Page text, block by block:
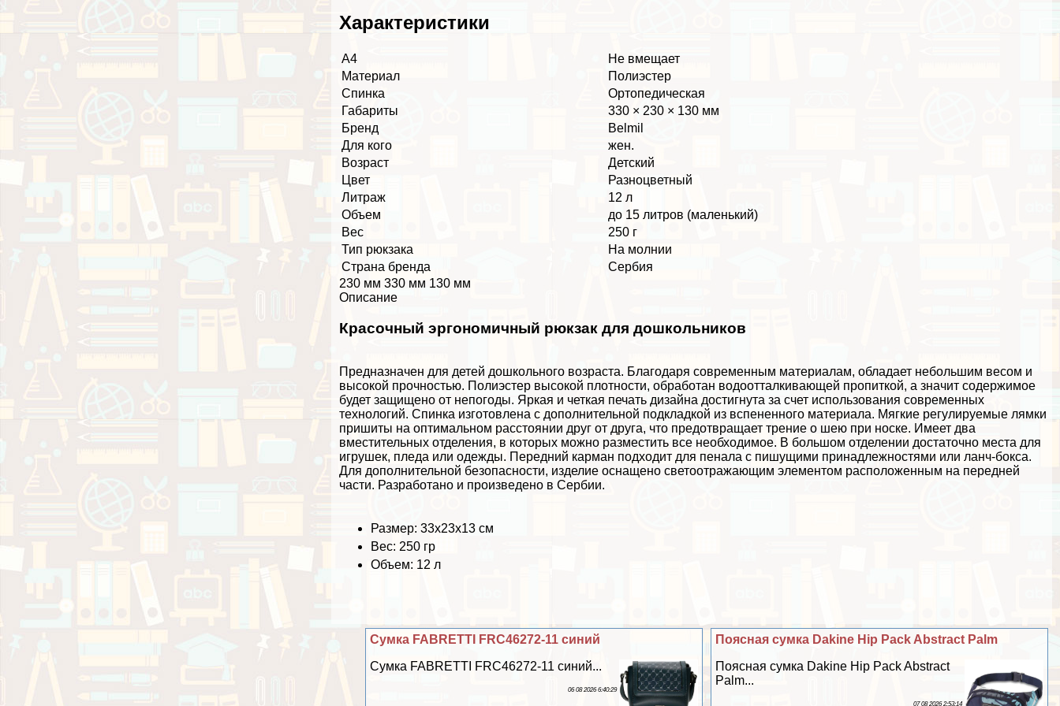
Хаpaктеристики
А4
Не вмещает
Материал
Полиэстер
Спинка
Ортопедическая
Габариты
330 × 230 × 130 мм
Бренд
Belmil
Для кого
жен.
Возраст
Детский
Цвет
Разноцветный
Литраж
12 л
Объем
до 15 литров (маленький)
Вес
250 г
Тип рюкзака
На молнии
Страна бренда
Сербия
230 мм 330 мм 130 мм
Описание
Красочный эргономичный рюкзак для дошкольников
Предназначен для детей дошкольного возраста. Благодаря современным материалам, обладает небольшим весом и
высокой прочностью. Полиэстер высокой плотности, обработан водоотталкивающей пропиткой, а значит содержимое
будет защищено от непогоды. Яркая и четкая печать дизайна достигнута за счет использования современных
технологий. Cпинка изготовлена с дополнительной подкладкой из вспененного материала. Мягкие регулируемые лямки
пришиты на оптимальном расстоянии друг от друга, что предотвращает трение о шею при носке. Имеет два
вместительных отделения, в которых можно разместить все необходимое. В большом отделении достаточно места для
игрушек, пледа или одежды. Передний карман подходит для пенала с пишущими принадлежностями или ланч-бокса.
Для дополнительной безопасности, изделие оснащено светоотражающим элементом расположенным на передней
части. Разработано и произведено в Сербии.
Размер: 33х23х13 см
Вес: 250 гр
Объем: 12 л
Поясная сумка Dakine Hip Pack Abstract Palm
Поясная сумка Dakine Hip Pack Abstract
Palm...
07 08 2026 2:53:14
Сумка FABRETTI FRC46272-11 синий
Сумка FABRETTI FRC46272-11 синий...
06 08 2026 6:40:29